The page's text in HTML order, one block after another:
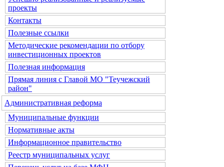
проекты
Контакты
Полезные ссылки
Методические рекомендации по отбору
инвестиционных проектов
Полезная информация
Прямая линия с Главой МО "Теучежский
район"
Административная реформа
Муниципальные функции
Нормативные акты
Информационное правительство
Реестр муниципальных услуг